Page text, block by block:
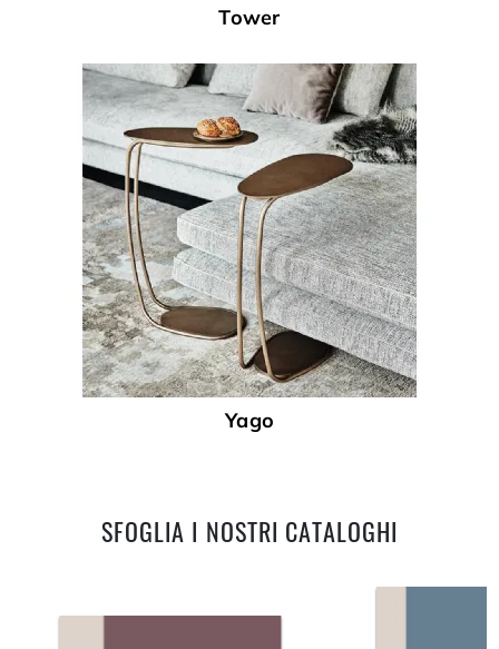
Tower
Yago
SFOGLIA I NOSTRI CATALOGHI